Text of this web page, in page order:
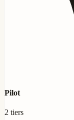
Pilot
2 tiers